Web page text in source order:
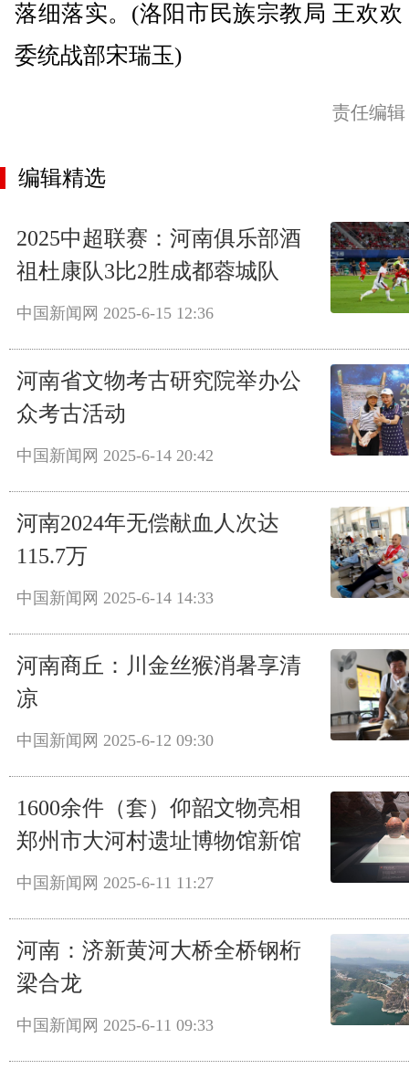
落细落实。(洛阳市民族宗教局 王欢欢
委统战部宋瑞玉)
责任编
编辑精选
2025中超联赛：河南俱乐部酒
祖杜康队3比2胜成都蓉城队
中国新闻网 2025-6-15 12:36
河南省文物考古研究院举办公
众考古活动
中国新闻网 2025-6-14 20:42
河南2024年无偿献血人次达
115.7万
中国新闻网 2025-6-14 14:33
河南商丘：川金丝猴消暑享清
凉
中国新闻网 2025-6-12 09:30
1600余件（套）仰韶文物亮相
郑州市大河村遗址博物馆新馆
中国新闻网 2025-6-11 11:27
河南：济新黄河大桥全桥钢桁
梁合龙
中国新闻网 2025-6-11 09:33